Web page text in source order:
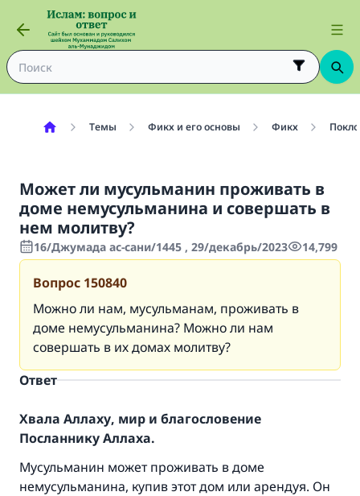
Темы Фикх и его основы Фикх
Может ли мусульманин проживать в
доме немусульманина и совершать в
нем молитву?
16/Джумада ас-сани/1445 , 29/декабрь/2023 14,799
Вопрос 150840
Можно ли нам, мусульманам, проживать в
доме немусульманина? Можно ли нам
совершать в их домах молитву?
Ответ
Хвала Аллаху, мир и благословение
Посланнику Аллаха.
Мусульманин может проживать в доме
немусульманина, купив этот дом или арендуя. Он